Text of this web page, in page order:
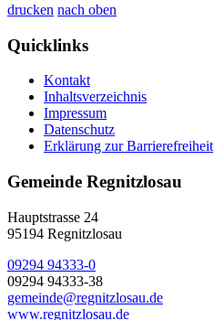
drucken nach oben
Quicklinks
Kontakt
Inhaltsverzeichnis
Impressum
Datenschutz
Erklärung zur Barrierefreiheit
Gemeinde Regnitzlosau
Hauptstrasse 24
95194 Regnitzlosau
09294 94333-0
09294 94333-38
gemeinde@regnitzlosau.de
www.regnitzlosau.de